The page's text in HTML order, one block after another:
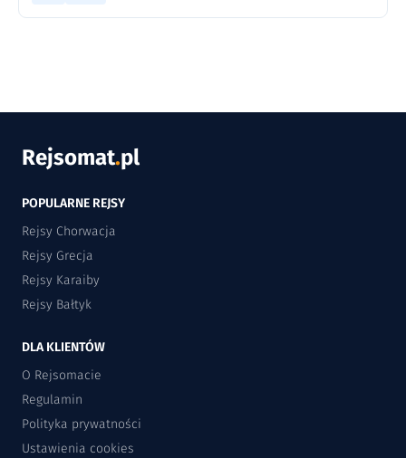
Rejsomat.pl
POPULARNE REJSY
Rejsy Chorwacja
Rejsy Grecja
Rejsy Karaiby
Rejsy Bałtyk
DLA KLIENTÓW
O Rejsomacie
Regulamin
Polityka prywatności
Ustawienia cookies